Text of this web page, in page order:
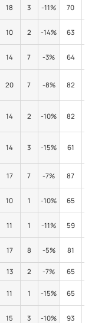
18 3 -11% 70
10 2 -14% 63
14 7 -3% 64
20 7 -8% 82
14 2 -10% 82
14 3 -15% 61
17 7 -7% 87
10 1 -10% 65
11 1 -11% 59
17 8 -5% 81
13 2 -7% 65
11 1 -15% 65
15 3 -10% 93